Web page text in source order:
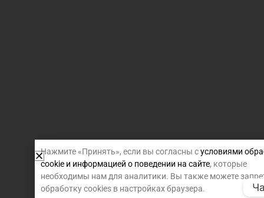
Нажмите «Принять», если вы согласны сусловиями
cookie и информацией о поведении на сайте, которые
необходимы нам для аналитики. Вы также можете
обработку cookies в настройках браузера.